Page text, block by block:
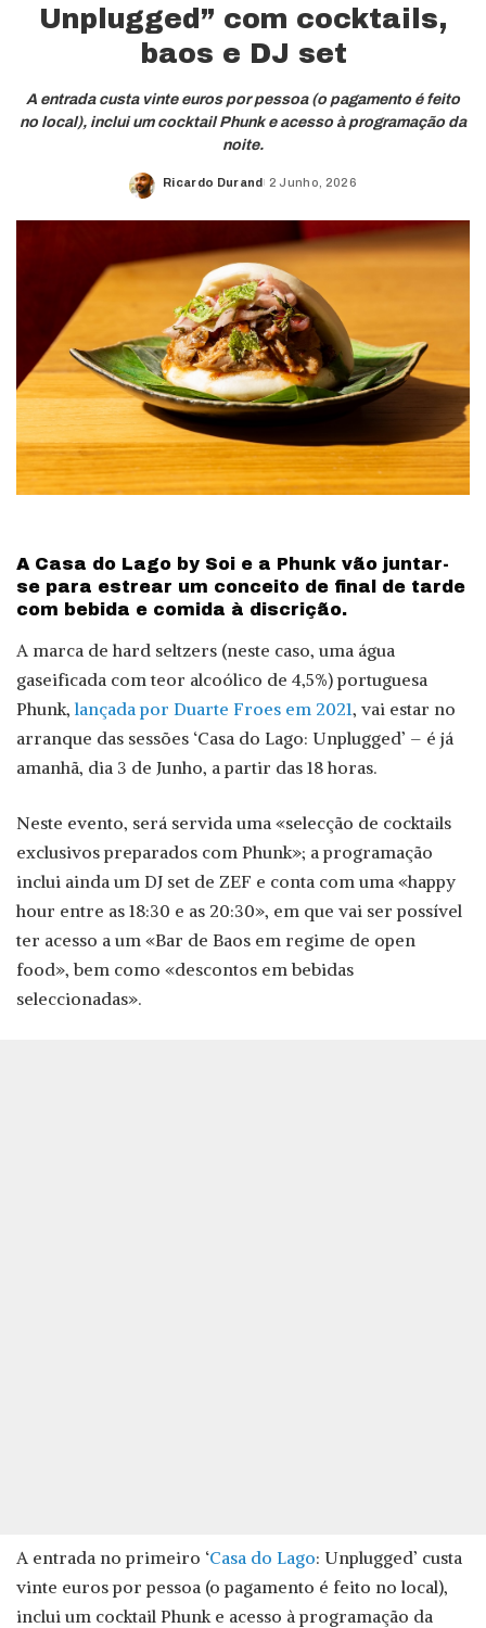
Unplugged” com cocktails,
baos e DJ set
A entrada custa vinte euros por pessoa (o pagamento é feito
no local), inclui um cocktail Phunk e acesso à programação da
noite.
Posted
Ricardo Durand 2 Junho, 2026
A Casa do Lago by Soi e a Phunk vão juntar-
se para estrear um conceito de final de tarde
com bebida e comida à discrição.
A marca de hard seltzers (neste caso, uma água
gaseificada com teor alcoólico de 4,5%) portuguesa
Phunk, lançada por Duarte Froes em 2021, vai estar no
arranque das sessões ‘Casa do Lago: Unplugged’ – é já
amanhã, dia 3 de Junho, a partir das 18 horas.
Neste evento, será servida uma «selecção de cocktails
exclusivos preparados com Phunk»; a programação
inclui ainda um DJ set de ZEF e conta com uma «happy
hour entre as 18:30 e as 20:30», em que vai ser possível
ter acesso a um «Bar de Baos em regime de open
food», bem como «descontos em bebidas
seleccionadas».
A entrada no primeiro ‘Casa do Lago: Unplugged’ custa
vinte euros por pessoa (o pagamento é feito no local),
inclui um cocktail Phunk e acesso à programação da